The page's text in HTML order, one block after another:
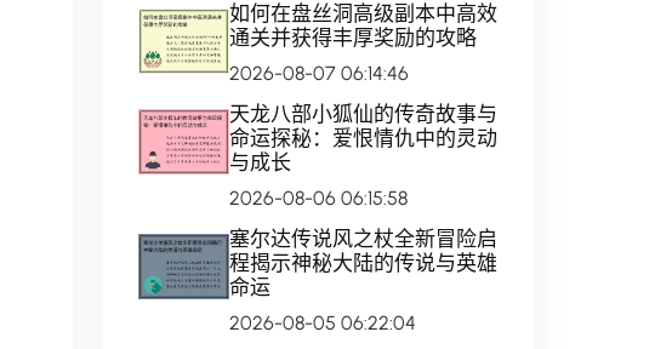
如何在盘丝洞高级副本中高效
通关并获得丰厚奖励的攻略
2026-08-07 06:14:46
天龙八部小狐仙的传奇故事与
命运探秘：爱恨情仇中的灵动
与成长
2026-08-06 06:15:58
塞尔达传说风之杖全新冒险启
程揭示神秘大陆的传说与英雄
命运
2026-08-05 06:22:04